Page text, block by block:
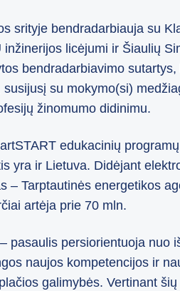
srityje bendradarbiauja su
licėjumi ir Šiaulių
bendradarbiavimo sutartys,
su mokymo(si)
žinomumo didinimu.
edukacinių
yra ir Lietuva. Didėjant
– Tarptautinės energetikos
artėja prie 70 mln.
pasaulis persiorientuoja nuo
naujos kompetencijos ir
galimybės. Vertinant